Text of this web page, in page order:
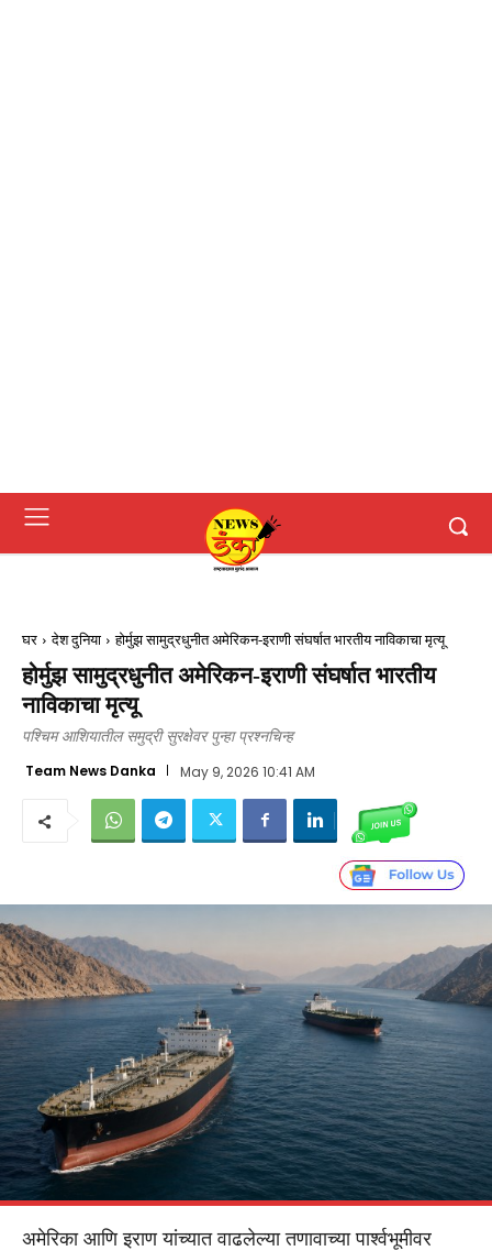
घर देश दुनिया होर्मुझ सामुद्रधुनीत अमेरिकन-इराणी संघर्षात भारतीय नाविकाचा मृत्यू
होर्मुझ सामुद्रधुनीत अमेरिकन-इराणी संघर्षात भारतीय
नाविकाचा मृत्यू
पश्चिम आशियातील समुद्री सुरक्षेवर पुन्हा प्रश्नचिन्ह
Team News Danka May 9, 2026 10:41 AM
अमेरिका आणि इराण यांच्यात वाढलेल्या तणावाच्या पार्श्वभूमीवर